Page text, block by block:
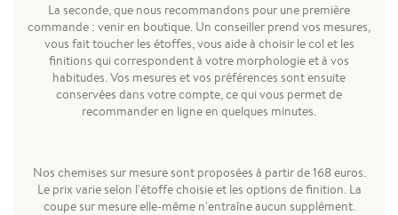
La seconde, que nous recommandons pour une première
commande : venir en boutique. Un conseiller prend vos mesures,
vous fait toucher les étoffes, vous aide à choisir le col et les
finitions qui correspondent à votre morphologie et à vos
habitudes. Vos mesures et vos préférences sont ensuite
conservées dans votre compte, ce qui vous permet de
recommander en ligne en quelques minutes.
Nos chemises sur mesure sont proposées à partir de 168 euros.
Le prix varie selon l'étoffe choisie et les options de finition. La
coupe sur mesure elle-même n'entraîne aucun supplément.